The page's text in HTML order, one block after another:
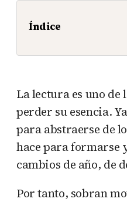
Índice
La lectura es uno de
perder su esencia.
para abstraerse de
hace para formarse
cambios de año, de
Por tanto, sobran